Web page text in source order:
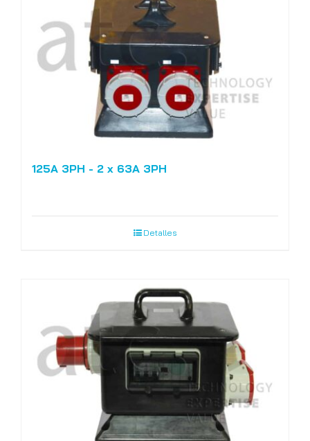
125A 3PH - 2 x 63A 3PH
Detalles